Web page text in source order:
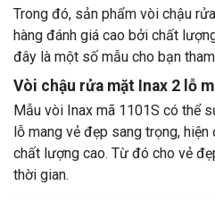
Trong đó, sản phẩm vòi chậu
hàng đánh giá cao bởi chất
đây là một số mẫu cho bạn
Vòi chậu rửa mặt Inax 2 lỗ
Mẫu vòi Inax mã 1101S có thể
lỗ mang vẻ đẹp sang trọng,
chất lượng cao. Từ đó cho vẻ
thời gian.